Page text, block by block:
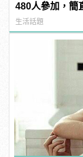
480人參加，簡
manfashion這
生活話題